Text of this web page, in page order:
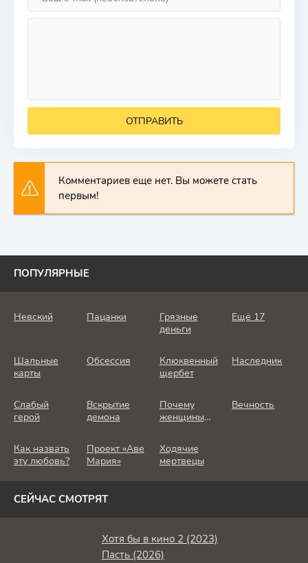
ОТПРАВИТЬ
Комментариев еще нет. Вы можете стать
первым!
ПОПУЛЯРНЫЕ
Невский Пацанки
Грязные
деньги
Ещё 17
Шальные
карты
Обсессия
Клюквенный
щербет
Наследник
Слабый
герой
Вскрытие
демона
Почему
женщины
Вечность
Как назвать
эту любовь?
Проект «Аве
Мария»
Ходячие
мертвецы
СЕЙЧАС СМОТРЯТ
Хотя бы в кино 2 (2023)
Пасть (2026)